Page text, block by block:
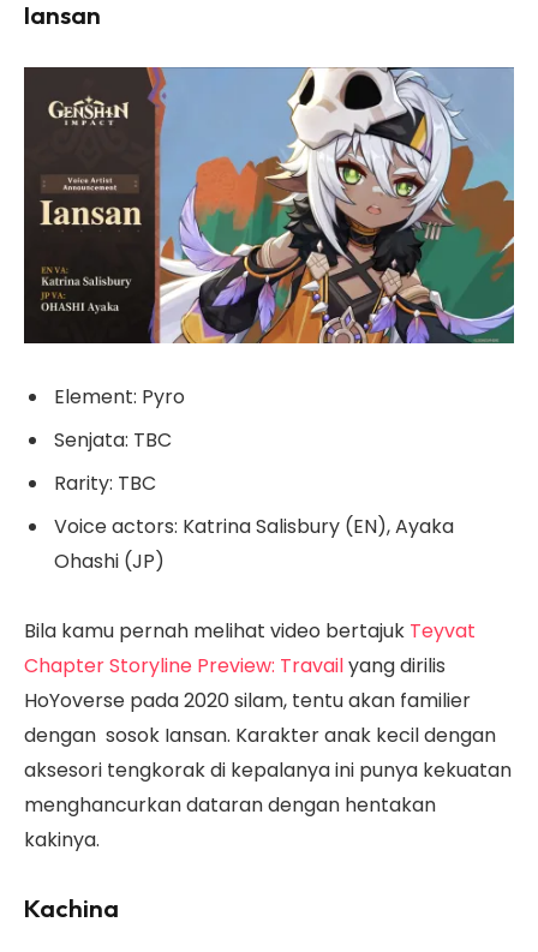
Iansan
Element: Pyro
Senjata: TBC
Rarity: TBC
Voice actors: Katrina Salisbury (EN), Ayaka
Ohashi (JP)
Bila kamu pernah melihat video bertajuk Teyvat
Chapter Storyline Preview: Travailyang dirilis
HoYoverse pada 2020 silam, tentu akan familier
dengan sosok Iansan. Karakter anak kecil dengan
aksesori tengkorak di kepalanya ini punya kekuatan
menghancurkan dataran dengan hentakan
kakinya.
Kachina